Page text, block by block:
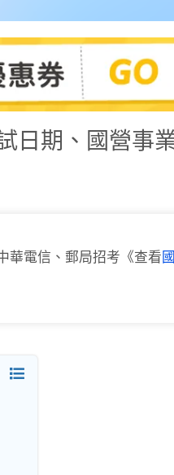
日期、國營事
華電信、郵局招考《查看